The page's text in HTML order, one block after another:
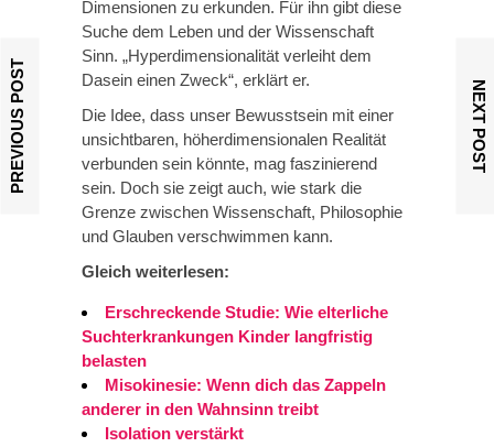
Dimensionen zu erkunden. Für ihn gibt diese
Suche dem Leben und der Wissenschaft
Sinn. „Hyperdimensionalität verleiht dem
Dasein einen Zweck“, erklärt er.
Die Idee, dass unser Bewusstsein mit einer
unsichtbaren, höherdimensionalen Realität
verbunden sein könnte, mag faszinierend
sein. Doch sie zeigt auch, wie stark die
Grenze zwischen Wissenschaft, Philosophie
und Glauben verschwimmen kann.
Gleich weiterlesen:
Erschreckende Studie: Wie elterliche
Suchterkrankungen Kinder langfristig
belasten
Misokinesie: Wenn dich das Zappeln
anderer in den Wahnsinn treibt
Isolation verstärkt
PREVIOUS POST NEXT POST